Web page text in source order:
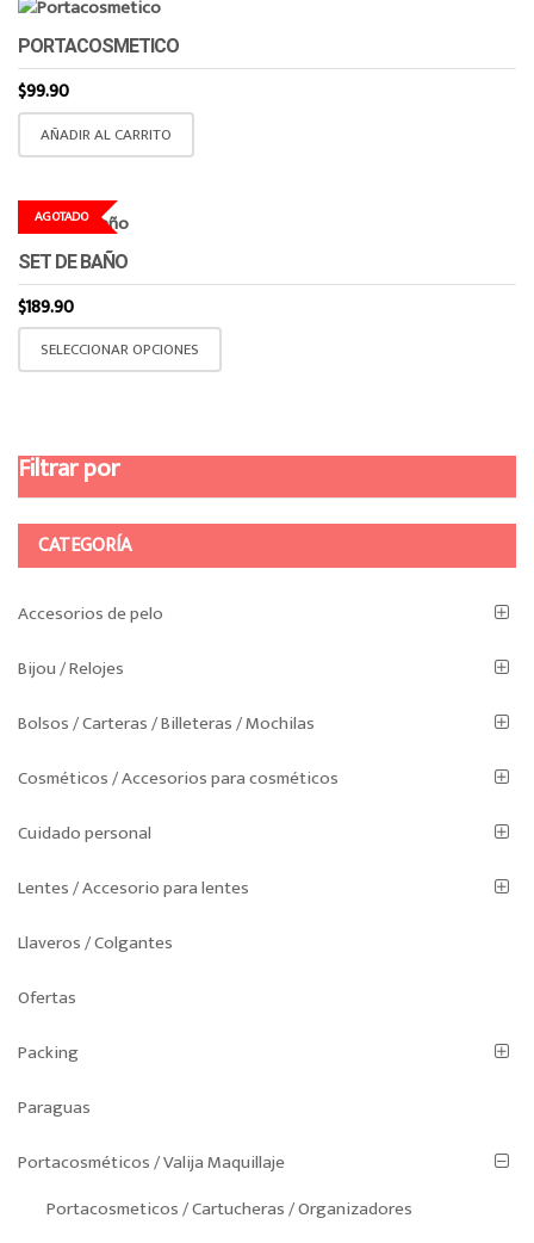
PORTACOSMETICO
$99.90
AÑADIR AL CARRITO
AGOTADO
SET DE BAÑO
$189.90
SELECCIONAR OPCIONES
producto
variantes.
pueden
producto
Filtrar por
CATEGORÍA
Accesorios de pelo
Bijou / Relojes
Bolsos / Carteras / Billeteras / Mochilas
Cosméticos / Accesorios para cosméticos
Cuidado personal
Lentes / Accesorio para lentes
Llaveros / Colgantes
Ofertas
Packing
Paraguas
Portacosméticos / Valija Maquillaje
Portacosmeticos / Cartucheras / Organizadores